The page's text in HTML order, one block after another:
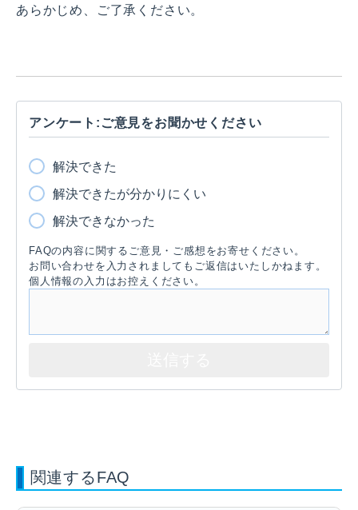
あらかじめ、ご了承ください。
アンケート:ご意見をお聞かせください
解決できた
解決できたが分かりにくい
解決できなかった
FAQの内容に関するご意見・ご感想をお寄せください。
お問い合わせを入力されましてもご返信はいたしかねます。
個人情報の入力はお控えください。
関連するFAQ